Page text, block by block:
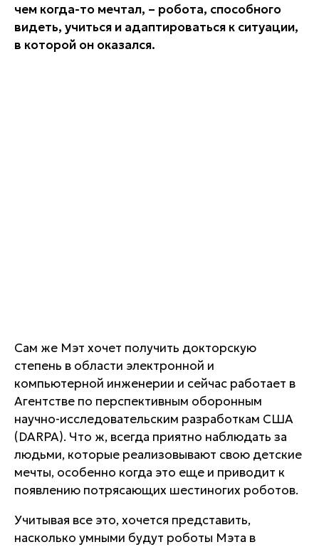
чем когда-то мечтал, – робота, способного
видеть, учиться и адаптироваться к ситуации,
в которой он оказался.
Сам же Мэт хочет получить докторскую
степень в области электронной и
компьютерной инженерии и сейчас работает в
Агентстве по перспективным оборонным
научно-исследовательским разработкам США
(DARPA). Что ж, всегда приятно наблюдать за
людьми, которые реализовывают свою детские
мечты, особенно когда это еще и приводит к
появлению потрясающих шестиногих роботов.
Учитывая все это, хочется представить,
насколько умными будут роботы Мэта в